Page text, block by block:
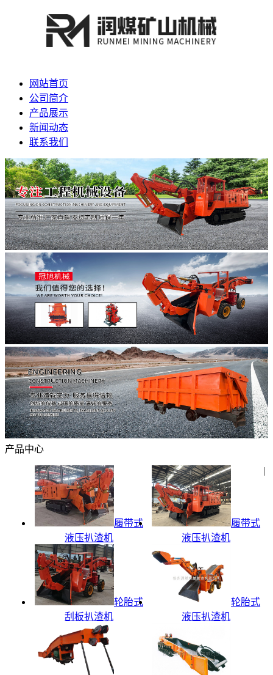
网站首页
公司简介
产品展示
新闻动态
联系我们
产品中心
履带式
液压扒渣机
履带式
液压扒渣机
轮胎式
刮板扒渣机
轮胎式
液压扒渣机
|